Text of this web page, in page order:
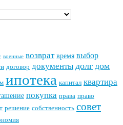
военные возврат время выбор
договор документы долг дом
ипотека капитал квартира
покупка права право
решение собственность совет